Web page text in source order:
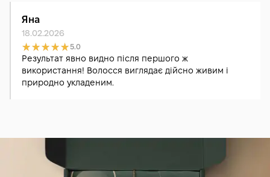
Яна
18.02.2026
5.0
Результат явно видно після першого ж
використання! Волосся виглядає дійсно живим і
природно укладеним.